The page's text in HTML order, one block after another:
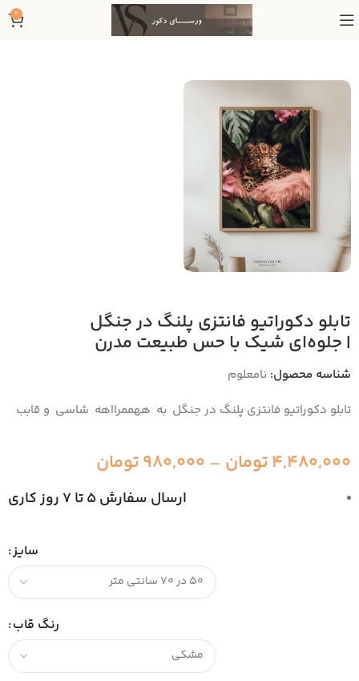
0
تابلو دکوراتیو فانتزی پلنگ در جنگل
| جلوه‌ای شیک با حس طبیعت مدرن
شناسه محصول: نامعلوم
تابلو دکوراتیو فانتزی پلنگ در جنگل به ههممرااهه شاسی و قابب
4,480,000تومان –
980,000تومان
ارسال سفارش 5 تا 7 روز کاری
سایز
رنگ قاب